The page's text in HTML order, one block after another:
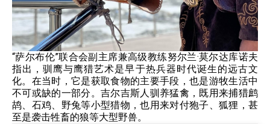
“萨尔布伦”联合会副主席兼高级教练努尔兰·莫尔达库诺夫
指出，驯鹰与鹰猎艺术是早于热兵器时代诞生的远古文
化。在当时，它是获取食物的主要手段，也是游牧生活中
不可或缺的一部分。吉尔吉斯人驯养猛禽，既用来捕猎鹧
鸪、石鸡、野兔等小型猎物，也用来对付狍子、狐狸，甚
至是袭击牲畜的狼等大型野兽。